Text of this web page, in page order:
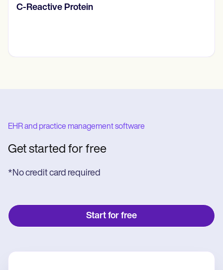
Diario de pensamientos
EHR and practice management software
Get started for free
*No credit card required
Start for free